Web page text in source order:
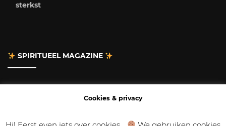
sterkst
SPIRITUEEL MAGAZINE
Cookies & privacy